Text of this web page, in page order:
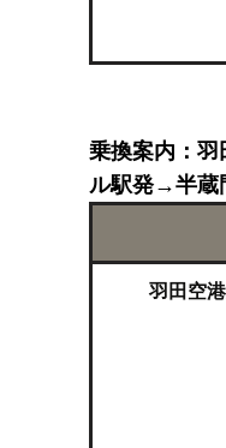
乗換案内：羽
ル駅発→半蔵
羽田空